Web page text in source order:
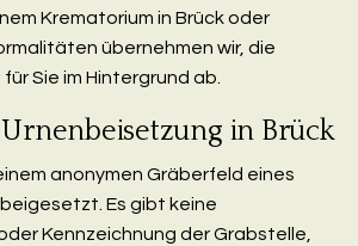
Krematorium in Brück oder
übernehmen wir, die
Sie im Hintergrund ab.
in Brück
anonymen Gräberfeld eines
Es gibt keine
Kennzeichnung der Grabstelle,